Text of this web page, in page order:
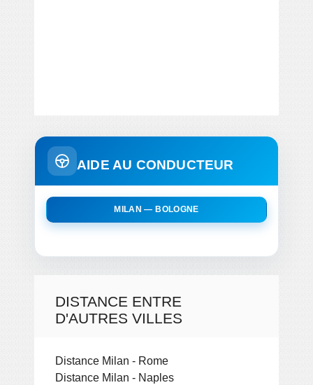
AIDE AU CONDUCTEUR
MILAN — BOLOGNE
DISTANCE ENTRE
D'AUTRES VILLES
Distance Milan - Rome
Distance Milan - Naples